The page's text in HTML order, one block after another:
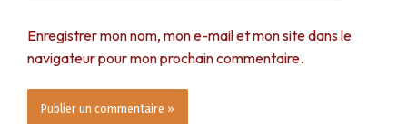
Enregistrer mon nom, mon e-mail et mon site dans le
navigateur pour mon prochain commentaire.